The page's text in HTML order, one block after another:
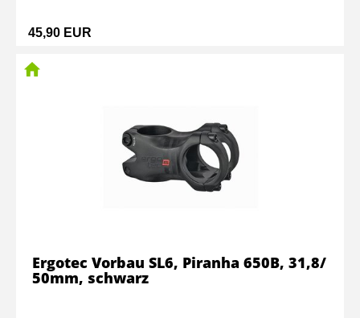
45,90 EUR
Ergotec Vorbau SL6, Piranha 650B, 31,8/
50mm, schwarz